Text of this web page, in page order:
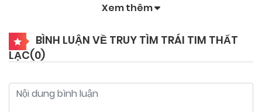
Xem thêm
BÌNH LUẬN VỀ TRUY TÌM TRÁI TIM THẤT
LẠC(0)